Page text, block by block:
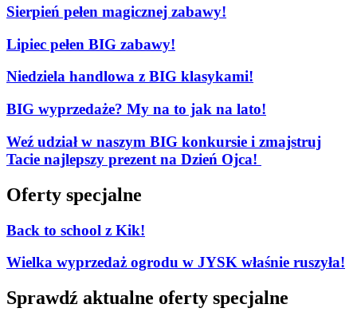
Sierpień pełen magicznej zabawy!
Lipiec pełen BIG zabawy!
Niedziela handlowa z BIG klasykami!
BIG wyprzedaże? My na to jak na lato!
Weź udział w naszym BIG konkursie i zmajstruj
Tacie najlepszy prezent na Dzień Ojca!
Oferty specjalne
Back to school z Kik!
Wielka wyprzedaż ogrodu w JYSK właśnie ruszyła!
Sprawdź aktualne oferty specjalne